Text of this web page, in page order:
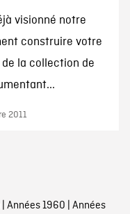
visionné notre
construire votre
la collection de
2011
| Années 1960 | Années